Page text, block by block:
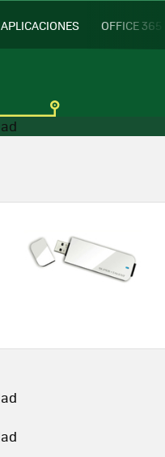
APLICACIONES OFFICE 365